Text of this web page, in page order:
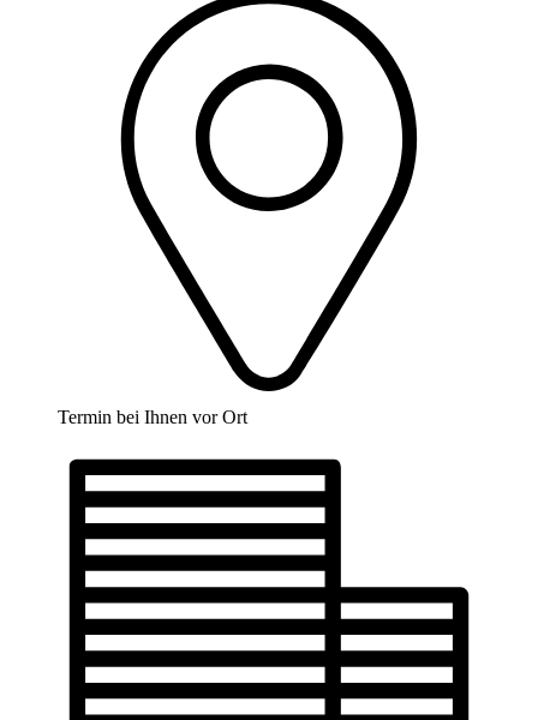
Termin bei Ihnen vor Ort